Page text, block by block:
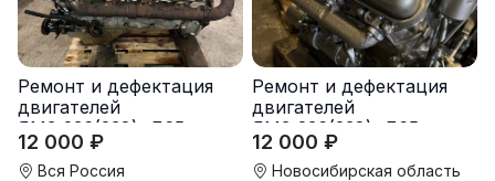
Ремонт и дефектация
двигателей
ЯМЗ-236(238), Д65,
ЯАЗ-204, 4ч-8,5/11, ЗИЛ
12 000 ₽
Вся Россия
Ремонт и дефектация
двигателей
ЯМЗ-236(238), Д65,
ЯАЗ-204, 4ч-8,5/11, ЗИЛ
12 000 ₽
Новосибирская область